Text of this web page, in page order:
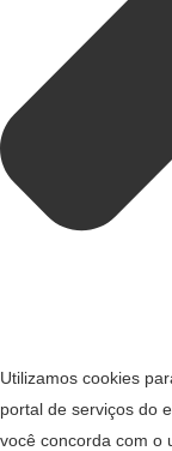
Utilizamos cookies
portal de serviços do
você concorda com o